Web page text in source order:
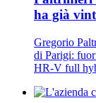
ha già
Gregorio
di Parigi:
HR-V full